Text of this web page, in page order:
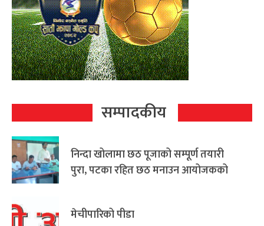
सम्पादकीय
निन्दा खोलामा छठ पूजाको सम्पूर्ण तयारी
पुरा, पटका रहित छठ मनाउन आयोजकको
मेचीपारिको पीडा